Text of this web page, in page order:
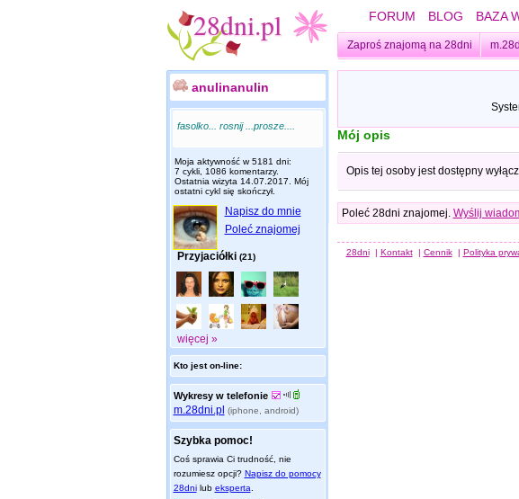
FORUM BLOG BAZA
Zaproś znajomą na 28dni
anulinanulin
fasolko... rosnij ...prosze....
Moja aktywność w 5181 dni:
7 cykli, 1086 komentarzy.
Ostatnia wizyta 14.07.2017 . Mój
ostatni cykl się skończył.
Napisz do mnie
Poleć znajomej
Przyjaciółki (21)
więcej »
Kto jest on-line:
Wykresy w telefonie
m.28dni.pl (iphone, android)
Szybka pomoc!
Coś sprawia Ci trudność, nie
rozumiesz opcji? Napisz do pomocy
28dnilub eksperta
Mój opis
Opis tej osoby jest dostępny
Poleć 28dni znajomej. Wyślij
28dni | Kontakt | Cennik | Polityka